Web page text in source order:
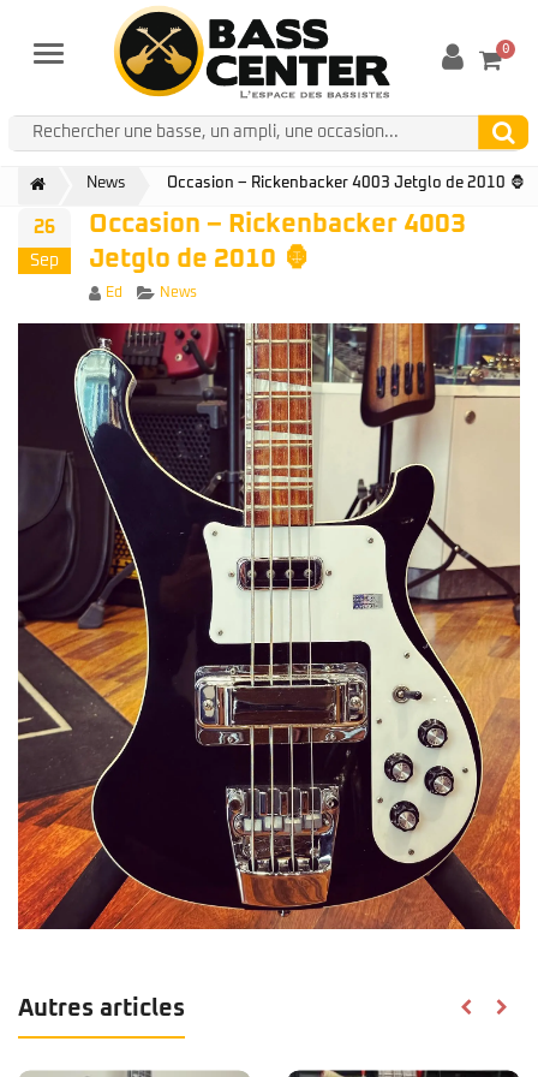
Menu 0
News Occasion – Rickenbacker 4003 Jetglo de 2010 🦍
26
Sep
Occasion – Rickenbacker 4003
Jetglo de 2010 🦍
Author
Ed Categories
News
Autres articles